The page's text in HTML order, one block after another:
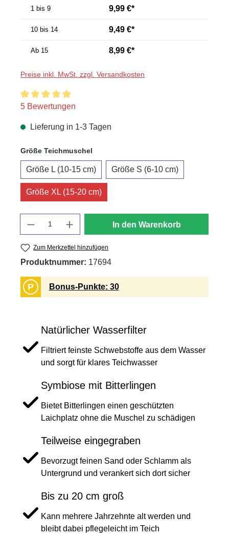
1 bis 9 9,99 €*
10 bis 14 9,49 €*
Ab 15 8,99 €*
Preise inkl. MwSt. zzgl. Versandkosten
Durchschnittliche Bewertung von 5 von 5 Sternen
5 Bewertungen
Lieferung in 1-3 Tagen
Größe Teichmuschel
Größe L (10-15 cm) Größe S (6-10 cm)
Größe XL (15-20 cm)
In den Warenkorb
Zum Merkzettel hinzufügen
Produktnummer: 17694
P Bonus-Punkte: 30
Natürlicher Wasserfilter
Filtriert feinste Schwebstoffe aus dem Wasser
und sorgt für klares Teichwasser
Symbiose mit Bitterlingen
Bietet Bitterlingen einen geschützten
Laichplatz ohne die Muschel zu schädigen
Teilweise eingegraben
Bevorzugt feinen Sand oder Schlamm als
Untergrund und verankert sich dort sicher
Bis zu 20 cm groß
Kann mehrere Jahrzehnte alt werden und
bleibt dabei pflegeleicht im Teich